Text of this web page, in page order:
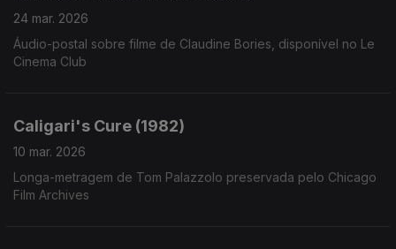
24 mar. 2026
Áudio-postal sobre filme de Claudine Bories, disponível no Le
Cinema Club
Caligari's Cure (1982)
10 mar. 2026
Longa-metragem de Tom Palazzolo preservada pelo Chicago
Film Archives